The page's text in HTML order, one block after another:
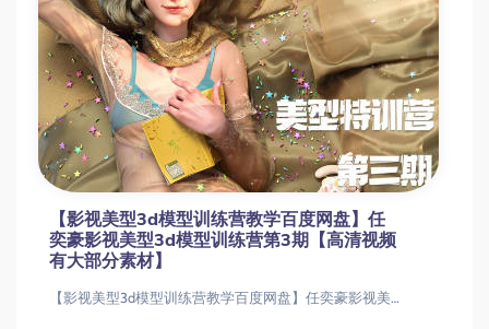
【影视美型3d模型训练营教学百度网盘】任
奕豪影视美型3d模型训练营第3期【高清视频
有大部分素材】
【影视美型3d模型训练营教学百度网盘】任奕豪影视美型3d模型训练营第3期【高清视频有大部分素材】【影视美型3d模型训练营教学百度网盘